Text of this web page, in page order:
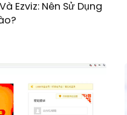
Ezviz: Nên Sử Dụng